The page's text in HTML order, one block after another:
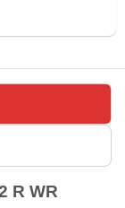
R WR